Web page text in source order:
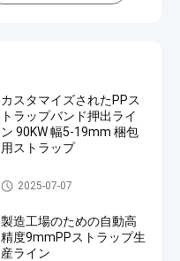
カスタマイズされたPPス
トラップバンド押出ライ
ン 90KW 幅5-19mm 梱包
用ストラップ
PPストラップバンドエクスト
ルーションライン
2025-07-07
製造工場のための自動高
精度9mmPPストラップ生
産ライン